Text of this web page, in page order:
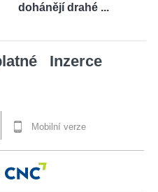
dohánějí drahé ...
Inzerce
Mobilní verze